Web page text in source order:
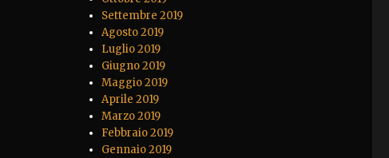
Settembre 2019
Agosto 2019
Luglio 2019
Giugno 2019
Maggio 2019
Aprile 2019
Marzo 2019
Febbraio 2019
Gennaio 2019